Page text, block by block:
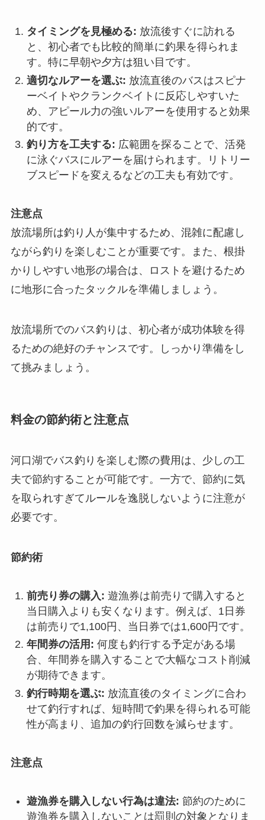
タイミングを見極める: 放流後すぐに訪れる
と、初心者でも比較的簡単に釣果を得られま
す。特に早朝や夕方は狙い目です。
適切なルアーを選ぶ: 放流直後のバスはスピナ
ーベイトやクランクベイトに反応しやすいた
め、アピール力の強いルアーを使用すると効果
的です。
釣り方を工夫する: 広範囲を探ることで、活発
に泳ぐバスにルアーを届けられます。リトリー
ブスピードを変えるなどの工夫も有効です。
注意点
放流場所は釣り人が集中するため、混雑に配慮し
ながら釣りを楽しむことが重要です。また、根掛
かりしやすい地形の場合は、ロストを避けるため
に地形に合ったタックルを準備しましょう。
放流場所でのバス釣りは、初心者が成功体験を得
るための絶好のチャンスです。しっかり準備をし
て挑みましょう。
料金の節約術と注意点
河口湖でバス釣りを楽しむ際の費用は、少しの工
夫で節約することが可能です。一方で、節約に気
を取られすぎてルールを逸脱しないように注意が
必要です。
節約術
前売り券の購入: 遊漁券は前売りで購入すると
当日購入よりも安くなります。例えば、1日券
は前売りで1,100円、当日券では1,600円です。
年間券の活用: 何度も釣行する予定がある場
合、年間券を購入することで大幅なコスト削減
が期待できます。
釣行時期を選ぶ: 放流直後のタイミングに合わ
せて釣行すれば、短時間で釣果を得られる可能
性が高まり、追加の釣行回数を減らせます。
注意点
遊漁券を購入しない行為は違法: 節約のために
遊漁券を購入しないことは罰則の対象となりま